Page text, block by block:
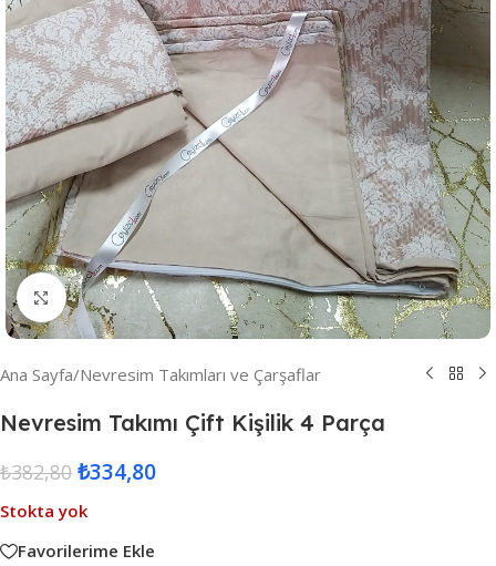
Resmi Büyüt
Ana Sayfa/Nevresim Takımları ve Çarşaflar
Nevresim Takımı Çift Kişilik 4 Parça
₺382,80 ₺334,80
Stokta yok
Favorilerime Ekle